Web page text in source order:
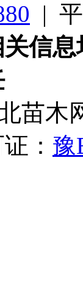
|
信
苗木
： 豫